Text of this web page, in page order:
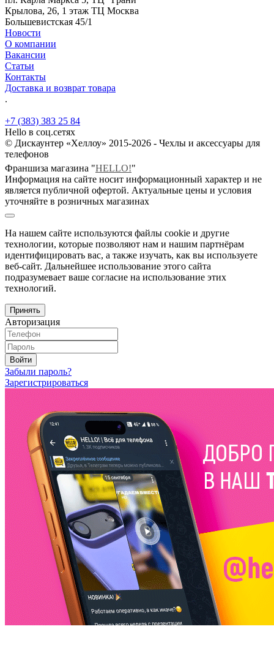
Крылова, 26, 1 этаж ТЦ Москва
Большевистская 45/1
Новости
О компании
Вакансии
Статьи
Контакты
Доставка и возврат товара
.
+7 (383) 383 25 84
Hello в соц.сетях
© Дискаунтер «Хеллоу» 2015-2026 - Чехлы и аксессуары для
телефонов
Франшиза магазина "HELLO!"
Информация на сайте носит информационный характер и не
является публичной офертой. Актуальные цены и условия
уточняйте в розничных магазинах
На нашем сайте используются файлы cookie и другие
технологии, которые позволяют нам и нашим партнёрам
идентифицировать вас, а также изучать, как вы используете
веб-сайт. Дальнейшее использование этого сайта
подразумевает ваше согласие на использование этих
технологий.
Принять
Авторизация
Войти
Забыли пароль?
Зарегистрироваться